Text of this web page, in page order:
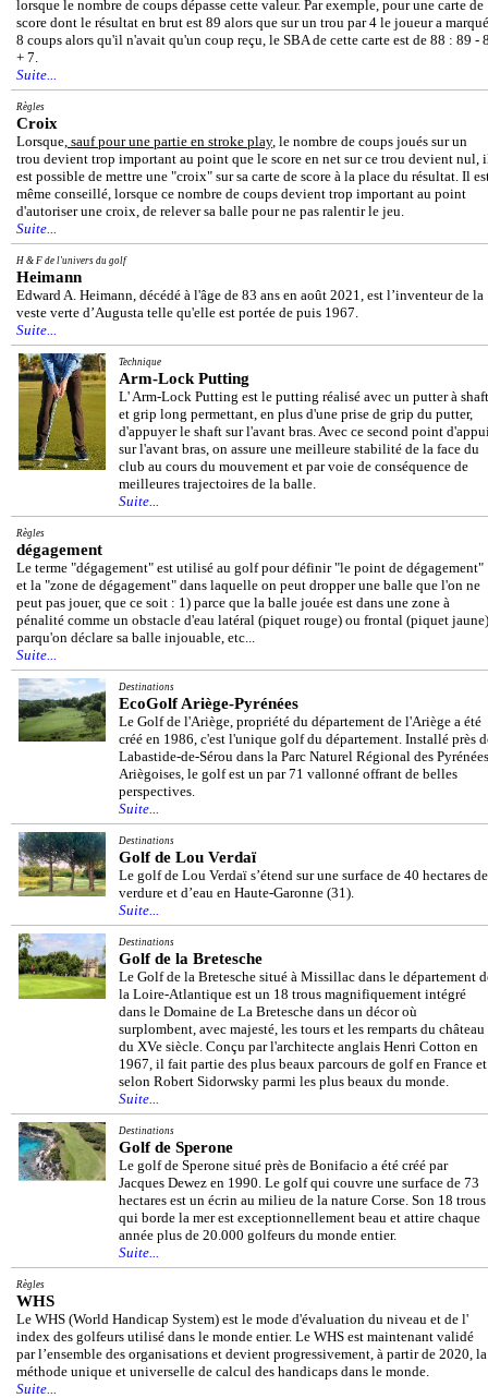
lorsque le nombre de coups dépasse cette valeur. Par exemple, pour une carte de
score dont le résultat en brut est 89 alors que sur un trou par 4 le joueur a marqué
8 coups alors qu'il n'avait qu'un coup reçu, le SBA de cette carte est de 88 : 89 -
+ 7.
Suite...
Règles
Croix
Lorsque, sauf pour une partie en stroke play, le nombre de coups joués sur un
trou devient trop important au point que le score en net sur ce trou devient nul,
est possible de mettre une "croix" sur sa carte de score à la place du résultat. Il
même conseillé, lorsque ce nombre de coups devient trop important au point
d'autoriser une croix, de relever sa balle pour ne pas ralentir le jeu.
Suite...
H & F de l'univers du golf
Heimann
Edward A. Heimann, décédé à l'âge de 83 ans en août 2021, est l’inventeur de la
veste verte d’Augusta telle qu'elle est portée de puis 1967.
Suite...
Technique
Arm-Lock Putting
L' Arm-Lock Putting est le putting réalisé avec un putter à shaft
et grip long permettant, en plus d'une prise de grip du putter,
d'appuyer le shaft sur l'avant bras. Avec ce second point
sur l'avant bras, on assure une meilleure stabilité de la face du
club au cours du mouvement et par voie de conséquence de
meilleures trajectoires de la balle.
Suite...
Règles
dégagement
Le terme "dégagement" est utilisé au golf pour définir "le point de dégagement"
et la "zone de dégagement" dans laquelle on peut dropper une balle que l'on ne
peut pas jouer, que ce soit : 1) parce que la balle jouée est dans une zone à
pénalité comme un obstacle d'eau latéral (piquet rouge) ou frontal (piquet
parqu'on déclare sa balle injouable, etc...
Suite...
Destinations
EcoGolf Ariège-Pyrénées
Le Golf de l'Ariège, propriété du département de l'Ariège a été
créé en 1986, c'est l'unique golf du département. Installé près
Labastide-de-Sérou dans la Parc Naturel Régional des Pyrénées
Ariègoises, le golf est un par 71 vallonné offrant de belles
perspectives.
Suite...
Destinations
Golf de Lou Verdaï
Le golf de Lou Verdaï s’étend sur une surface de 40 hectares de
verdure et d’eau en Haute-Garonne (31).
Suite...
Destinations
Golf de la Bretesche
Le Golf de la Bretesche situé à Missillac dans le département
la Loire-Atlantique est un 18 trous magnifiquement intégré
dans le Domaine de La Bretesche dans un décor où
surplombent, avec majesté, les tours et les remparts du château
du XVe siècle. Conçu par l'architecte anglais Henri Cotton en
1967, il fait partie des plus beaux parcours de golf en France et
selon Robert Sidorwsky parmi les plus beaux du monde.
Suite...
Destinations
Golf de Sperone
Le golf de Sperone situé près de Bonifacio a été créé par
Jacques Dewez en 1990. Le golf qui couvre une surface de 73
hectares est un écrin au milieu de la nature Corse. Son 18 trous
qui borde la mer est exceptionnellement beau et attire chaque
année plus de 20.000 golfeurs du monde entier.
Suite...
Règles
WHS
Le WHS (World Handicap System) est le mode d'évaluation du niveau et de l'
index des golfeurs utilisé dans le monde entier. Le WHS est maintenant validé
par l’ensemble des organisations et devient progressivement, à partir de 2020, la
méthode unique et universelle de calcul des handicaps dans le monde.
Suite...